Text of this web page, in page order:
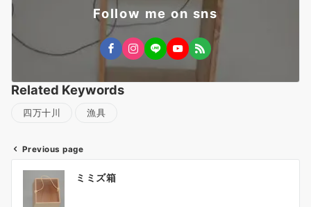
Follow me on sns
Related Keywords
四万十川 漁具
投
Previous page
ミミズ箱